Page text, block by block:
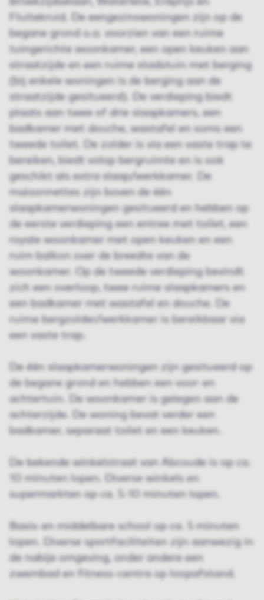
Fluitekruid. De eengezinswoningen zijn op de
begane grond o.a. voorzien van een ruime
tuingerichte woonkamer, een open keuken aan
straatzijde en een ruime stadstuin met berging
(bij enkele woningen is de berging aan de
straatzijde gesitueerd). De verdieping biedt
plaats aan twee of drie slaapkamers, een
badkamer met douche, wastafel en soms een
tweede toilet. De zolder is via een vaste trap te
bereiken, biedt volop bergruimte en is ook
geschikt als extra slaap/werkkamer. De
maisonnettes zijn boven de één
slaapkamerwoningen gesitueerd en hebben op
de eerste verdieping een entree met toilet, een
royale woonkamer met open keuken en een
ruim balkon over de breedte van de
woonkamer. Op de tweede verdieping bevindt
zich een overloop, twee ruime slaapkamers en
een badkamer met wastafel en douche. De
ruime bergzolder/werkkamer is bereikbaar via
een vaste trap.
De één slaapkamerwoningen zijn gesitueerd op
de begane grond en hebben een voor-en
achtertuin. De woonkamer is gelegen aan de
achterzijde. De woning bevat verder een
badkamer, separaat toilet en een keuken.
De bekende winkelstraat van Abcoude is op ca.
10 minuten lopen. Diverse winkels en
supermarkten op ca. 5-10 minuten lopen.
Basis-en middelbare school op ca. 5 minuten
lopen. Diverse sportfaciliteiten zijn aanwezig in
de nabije omgeving, onder andere een
zwembad en fitness-centra op loopafstand.